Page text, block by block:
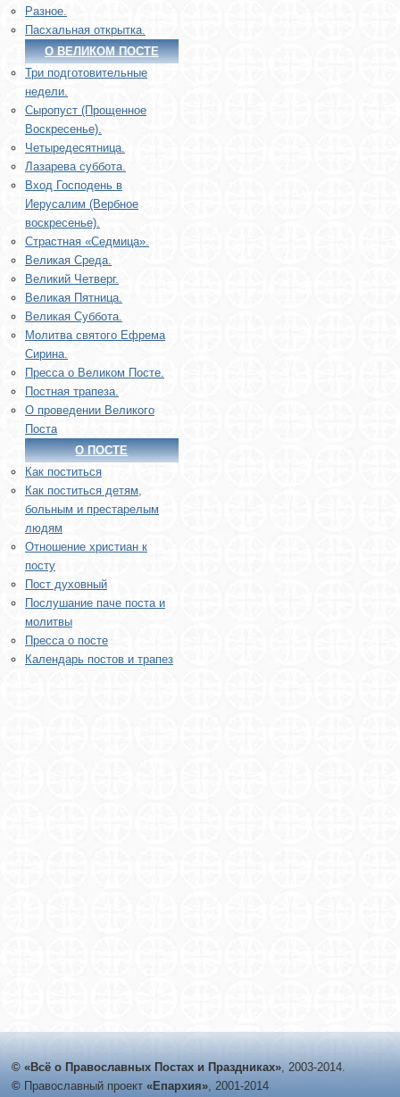
Разное.
Пасхальная открытка.
О ВЕЛИКОМ ПОСТЕ
Три подготовительные
недели.
Сыропуст (Прощенное
Воскресенье).
Четыредесятница.
Лазарева суббота.
Вход Господень в
Иерусалим (Вербное
воскресенье).
Страстная «Седмица».
Великая Среда.
Великий Четверг.
Великая Пятница.
Великая Суббота.
Молитва святого Ефрема
Сирина.
Пресса о Великом Посте.
Постная трапеза.
О проведении Великого
Поста
О ПОСТЕ
Как поститься
Как поститься детям,
больным и престарелым
людям
Отношение христиан к
посту
Пост духовный
Послушание паче поста и
молитвы
Пресса о посте
Календарь постов и трапез
© «Всё о Православных Постах и Праздниках», 2003-2014.
© Православный проект «Епархия», 2001-2014